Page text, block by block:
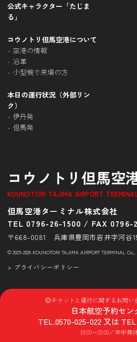
コウノトリ但馬空
KOUNOTORI TAJIMA AIRPORT
但馬空港ターミナル株式会社
TEL 0796-26-1500 / FAX 0796-
〒668-0081 兵庫県豊岡市岩井字河谷
© 2025-2026 KOUNOTORI TAJIMA AIRPORT TERMINAL Co.,
> プライバシーポリシー
公式キャラクター「たじま
る」
コウノトリ但馬空港について
空港の情報
沿革
小型機で来場の方
本日の運行状況（外部リン
ク）
伊丹発
但馬発
◎チケットと運行に関するお問い
日本航空予約セン
TEL.0570-025-022 又は
（8:00〜20:00／年中無休